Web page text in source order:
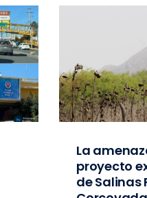
La
proyecto
de Salinas